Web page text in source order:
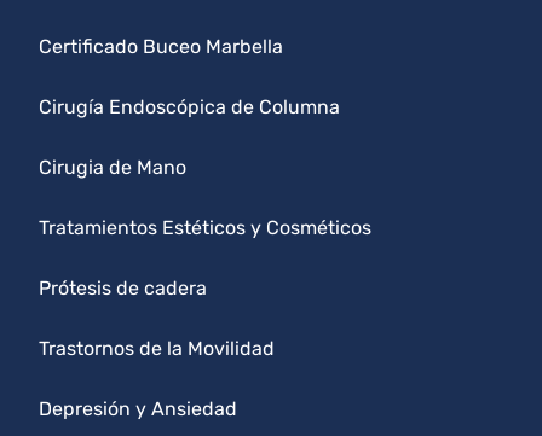
Certificado Buceo Marbella
Cirugía Endoscópica de Columna
Cirugia de Mano
Tratamientos Estéticos y Cosméticos
Prótesis de cadera
Trastornos de la Movilidad
Depresión y Ansiedad